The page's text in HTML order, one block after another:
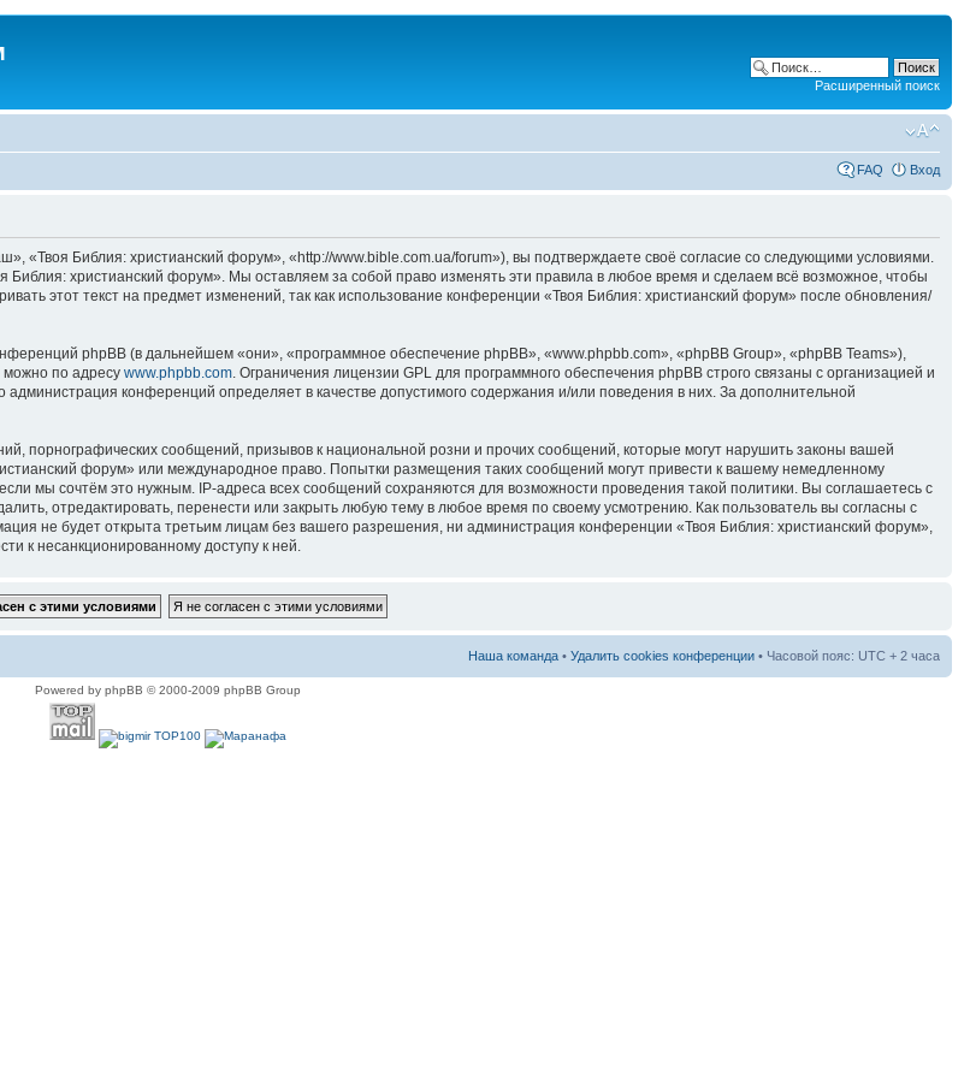
Расширенный поиск
FAQ Вход
Библия: христианский форум», «http://www.bible.com.ua/forum»), вы подтверждаете своё согласие со следующими условиями.
христианский форум». Мы оставляем за собой право изменять эти правила в любое время и сделаем всё возможное, чтобы
этот текст на предмет изменений, так как использование конференции «Твоя Библия: христианский форум» после обновления/
phpBB (в дальнейшем «они», «программное обеспечение phpBB», «www.phpbb.com», «phpBB Group», «phpBB Teams»),
можно по адресу www.phpbb.com . Ограничения лицензии GPL для программного обеспечения phpBB строго связаны с организацией и
конференций определяет в качестве допустимого содержания и/или поведения в них. За дополнительной
порнографических сообщений, призывов к национальной розни и прочих сообщений, которые могут нарушить законы вашей
форум» или международное право. Попытки размещения таких сообщений могут привести к вашему немедленному
мы сочтём это нужным. IP-адреса всех сообщений сохраняются для возможности проведения такой политики. Вы соглашаетесь с
отредактировать, перенести или закрыть любую тему в любое время по своему усмотрению. Как пользователь вы согласны с
не будет открыта третьим лицам без вашего разрешения, ни администрация конференции «Твоя Библия: христианский форум»,
к несанкционированному доступу к ней.
Наша команда • Удалить cookies конференции • Часовой пояс: UTC + 2 часа
Powered by phpBB © 2000-2009 phpBB Group